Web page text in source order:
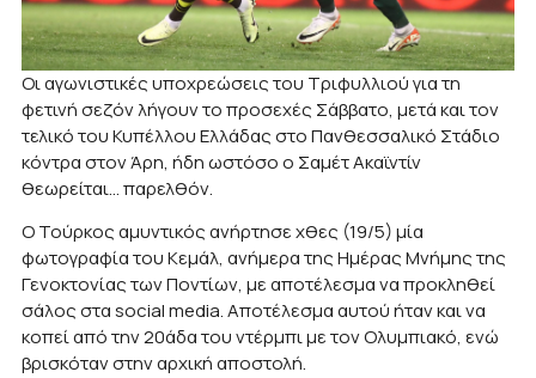
Οι αγωνιστικές υποχρεώσεις του Τριφυλλιού για τη
φετινή σεζόν λήγουν το προσεχές Σάββατο, μετά και τον
τελικό του Κυπέλλου Ελλάδας στο Πανθεσσαλικό Στάδιο
κόντρα στον Άρη, ήδη ωστόσο ο Σαμέτ Ακαϊντίν
θεωρείται… παρελθόν.
Ο Τούρκος αμυντικός ανήρτησε χθες (19/5) μία
φωτογραφία του Κεμάλ, ανήμερα της Ημέρας Μνήμης της
Γενοκτονίας των Ποντίων, με αποτέλεσμα να προκληθεί
σάλος στα social media. Αποτέλεσμα αυτού ήταν και να
κοπεί από την 20άδα του ντέρμπι με τον Ολυμπιακό, ενώ
βρισκόταν στην αρχική αποστολή.